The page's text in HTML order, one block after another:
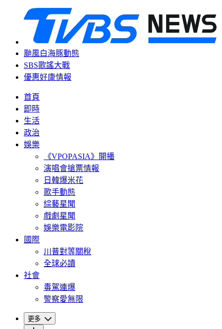
颱風白海豚動態
SBS歌謠大戰
優惠好康情報
首頁
即時
生活
政治
娛樂
《VPOPASIA》開播
演唱會搶票情報
日韓爆米花
歌手動態
綜藝星聞
戲劇星聞
娛樂電影院
國際
川普對等關稅
全球必讀
社會
毒駕連爆
警察愛無限
更多